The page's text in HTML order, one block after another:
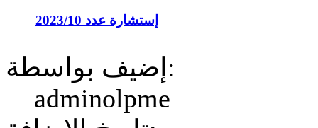
إستشارة عدد 2023/10
إضيف بواسطة:
adminolpme